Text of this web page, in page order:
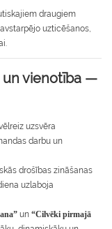
draugiem
uzticēšanos,
un vienotība —
uzsvēra
darbu un
drošības zināšanas
uzlaboja
un “Cilvēki pirmajā